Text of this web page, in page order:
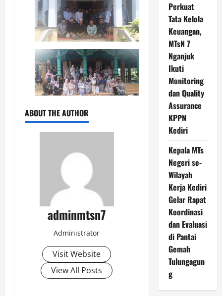
ABOUT THE AUTHOR
adminmtsn7
Administrator
Visit Website
View All Posts
Perkuat
Tata Kelola
Keuangan,
MTsN 7
Nganjuk
Ikuti
Monitoring
dan Quality
Assurance
KPPN
Kediri
Kepala MTs
Negeri se-
Wilayah
Kerja Kediri
Gelar Rapat
Koordinasi
dan Evaluasi
di Pantai
Gemah
Tulungagun
g